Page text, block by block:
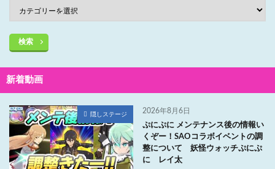
検索
新着動画
隠しステージ 2026年8月6日
ぷにぷに メンテナンス後の情報い
くぞー！SAOコラボイベントの調
整について 妖怪ウォッチぷにぷ
に レイ太